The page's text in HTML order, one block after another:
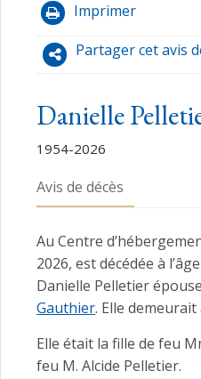
Imprimer
Partager cet avis
Danielle
1954-2026
Avis de décès
Au Centre
2026, est décédée à
Danielle Pelletier
Gauthier. Elle
Elle était la fille de feu
feu M. Alcide Pelletier.